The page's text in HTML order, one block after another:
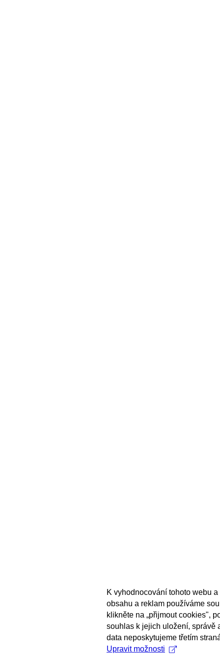
K vyhodnocování tohoto webu
obsahu a reklam používáme
klikněte na „přijmout cookies",
souhlas k jejich uložení, správě
data neposkytujeme třetím
Upravit možnosti